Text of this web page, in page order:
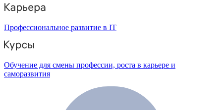
Профессиональное развитие в IT
Обучение для смены профессии, роста в карьере и
саморазвития